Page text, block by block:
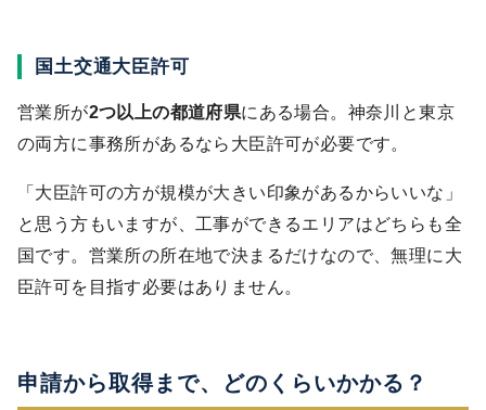
国土交通大臣許可
営業所が2つ以上の都道府県にある場合。神奈川と東京
の両方に事務所があるなら大臣許可が必要です。
「大臣許可の方が規模が大きい印象があるからいいな」
と思う方もいますが、工事ができるエリアはどちらも全
国です。営業所の所在地で決まるだけなので、無理に大
臣許可を目指す必要はありません。
申請から取得まで、どのくらいかかる？